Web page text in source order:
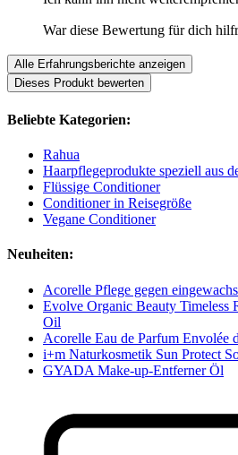
War diese Bewertung für dich
Alle Erfahrungsberichte anzeigen
Dieses Produkt bewerten
Beliebte Kategorien:
Rahua
Haarpflegeprodukte speziell aus
Flüssige Conditioner
Conditioner in Reisegröße
Vegane Conditioner
Neuheiten:
Acorelle Pflege gegen
Evolve Organic Beauty Timeless
Oil
Acorelle Eau de Parfum Envolée
i+m Naturkosmetik Sun Protect
GYADA Make-up-Entferner Öl